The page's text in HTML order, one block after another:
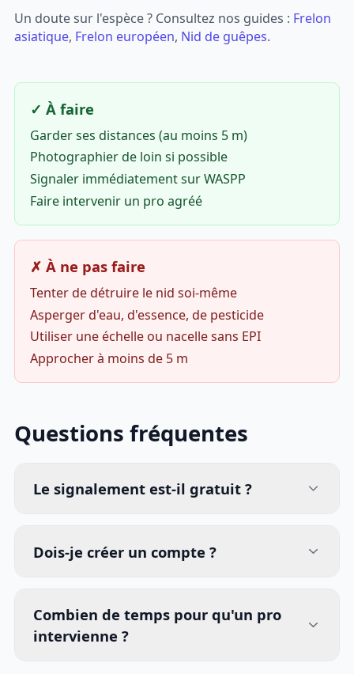
Un doute sur l'espèce ? Consultez nos guides : Frelon
asiatique, Frelon européen, Nid de guêpes.
✓ À faire
Garder ses distances (au moins 5 m)
Photographier de loin si possible
Signaler immédiatement sur WASPP
Faire intervenir un pro agréé
✗ À ne pas faire
Tenter de détruire le nid soi-même
Asperger d'eau, d'essence, de pesticide
Utiliser une échelle ou nacelle sans EPI
Approcher à moins de 5 m
Questions fréquentes
Le signalement est-il gratuit ?
Dois-je créer un compte ?
Combien de temps pour qu'un pro
intervienne ?